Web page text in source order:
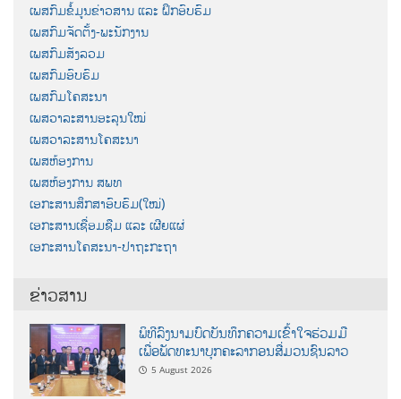
ເພສກົມຂໍ້ມູນຂ່າວສານ ແລະ ຝຶກອົບຮົມ
ເພສກົມຈັດຕັ້ງ-ພະນັກງານ
ເພສກົມສັງລວມ
ເພສກົມອົບຮົມ
ເພສກົມໂຄສະນາ
ເພສວາລະສານອະລຸນໃໝ່
ເພສວາລະສານໂຄສະນາ
ເພສຫ້ອງການ
ເພສຫ້ອງການ ສພທ
ເອກະສານສຶກສາອົບຮົມ(ໃໝ່)
ເອກະສານເຊື່ອມຊືມ ແລະ ເຜີຍແຜ່
ເອກະສານໂຄສະນາ-ປາຖະກະຖາ
ຂ່າວສານ
ພິທີລົງນາມບົດບັນທຶກຄວາມເຂົ້າໃຈຮ່ວມມື
ເພື່ອພັດທະນາບຸກຄະລາກອນສື່ມວນຊົນລາວ
5 August 2026